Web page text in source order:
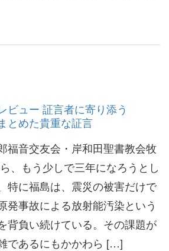
ビュー 証言者に寄り添う
とめた貴重な証言
福音交友会・岸和田聖書教会牧
、もう少しで三年になろうとし
特に福島は、震災の被害だけで
発事故による放射能汚染という
背負い続けている。その課題が
であるにもかかわら […]